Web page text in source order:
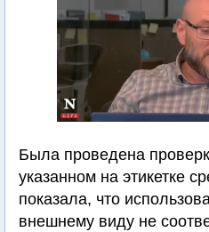
Была проведена
указанном на этикетке
показала, что
внешнему виду не